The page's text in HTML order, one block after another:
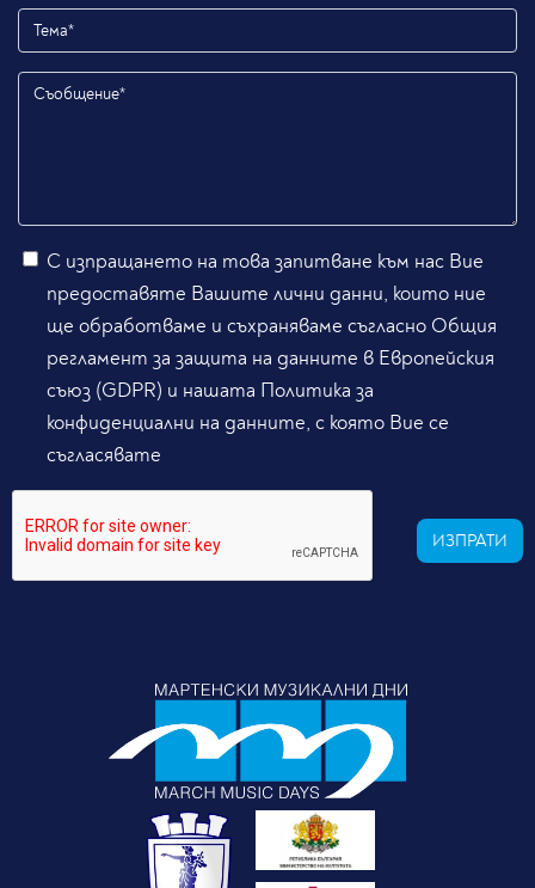
С изпращането на това запитване към нас Вие
предоставяте Вашите лични данни, които ние
ще обработваме и съхраняваме съгласно Общия
регламент за защита на данните в Европейския
съюз (GDPR) и нашата Политика за
конфиденциални на данните, с която Вие се
съгласявате
ИЗПРАТИ